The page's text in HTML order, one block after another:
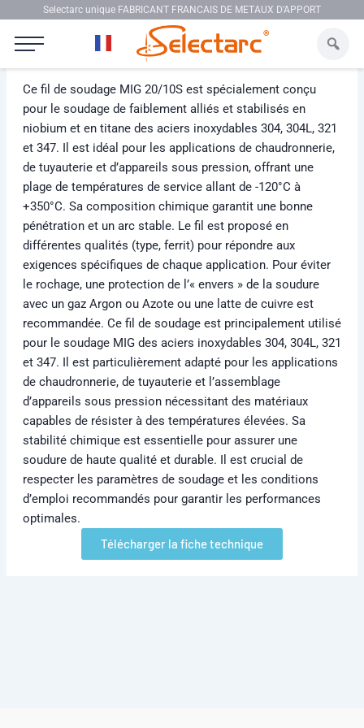
Aller au contenuSelectarc unique FABRICANT FRANCAIS DE METAUX D'APPORT
Ce fil de soudage MIG 20/10S est spécialement conçu
pour le soudage de faiblement alliés et stabilisés en
niobium et en titane des aciers inoxydables 304, 304L, 321
et 347. Il est idéal pour les applications de chaudronnerie,
de tuyauterie et d’appareils sous pression, offrant une
plage de températures de service allant de -120°C à
+350°C. Sa composition chimique garantit une bonne
pénétration et un arc stable. Le fil est proposé en
différentes qualités (type, ferrit) pour répondre aux
exigences spécifiques de chaque application. Pour éviter
le rochage, une protection de l’« envers » de la soudure
avec un gaz Argon ou Azote ou une latte de cuivre est
recommandée. Ce fil de soudage est principalement utilisé
pour le soudage MIG des aciers inoxydables 304, 304L, 321
et 347. Il est particulièrement adapté pour les applications
de chaudronnerie, de tuyauterie et l’assemblage
d’appareils sous pression nécessitant des matériaux
capables de résister à des températures élevées. Sa
stabilité chimique est essentielle pour assurer une
soudure de haute qualité et durable. Il est crucial de
respecter les paramètres de soudage et les conditions
d’emploi recommandés pour garantir les performances
optimales.
Télécharger la fiche technique